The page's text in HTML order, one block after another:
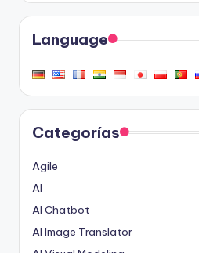
Language
Categorías
Agile
AI
AI Chatbot
AI Image Translator